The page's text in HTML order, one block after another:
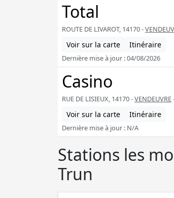
Total
ROUTE DE LIVAROT, 14170 -
Voir sur la carte Itinéraire
Dernière mise à jour : 04/08/2026
Casino
RUE DE LISIEUX, 14170 -VENDEUVRE
Voir sur la carte Itinéraire
Dernière mise à jour : N/A
Stations les
Trun